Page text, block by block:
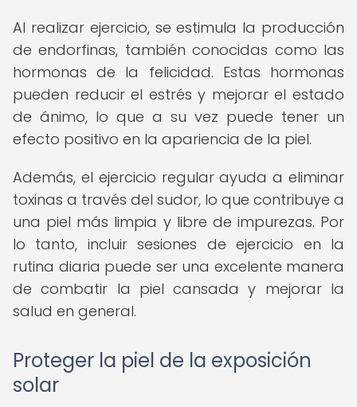
Al realizar ejercicio, se estimula la producción
de endorfinas, también conocidas como las
hormonas de la felicidad. Estas hormonas
pueden reducir el estrés y mejorar el estado
de ánimo, lo que a su vez puede tener un
efecto positivo en la apariencia de la piel.
Además, el ejercicio regular ayuda a eliminar
toxinas a través del sudor, lo que contribuye a
una piel más limpia y libre de impurezas. Por
lo tanto, incluir sesiones de ejercicio en la
rutina diaria puede ser una excelente manera
de combatir la piel cansada y mejorar la
salud en general.
Proteger la piel de la exposición
solar